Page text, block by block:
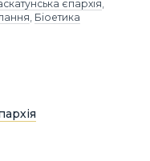
єпархія
Біоетика